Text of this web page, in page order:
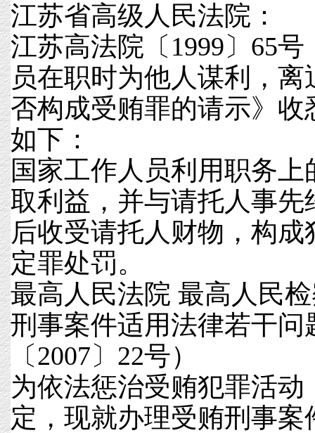
江苏省高级人民法院：
江苏高法院〔1999〕65
员在职时为他人谋利，
否构成受贿罪的请示》
如下：
国家工作人员利用职务
取利益，并与请托人事先
后收受请托人财物，构
定罪处罚。
最高人民法院 最高人民
刑事案件适用法律若干问
〔2007〕22号）
为依法惩治受贿犯罪活
定，现就办理受贿刑事